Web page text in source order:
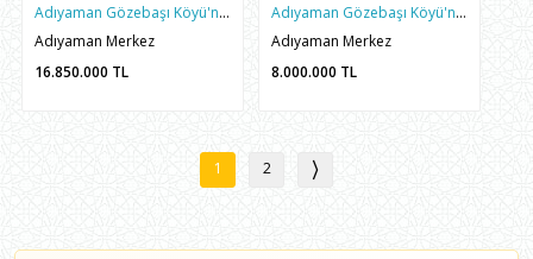
Adıyaman Gözebaşı Köyü'nde Satılık Saglam Yatırım First 56.600M2 Müstakil Tarla
Adıyaman Merkez
16.850.000 TL
Adıyaman Gözebaşı Köyü'nde Ana Yola Yakın 16.000m2 Sulu Fırsat Tarla
Adıyaman Merkez
8.000.000 TL
1 2